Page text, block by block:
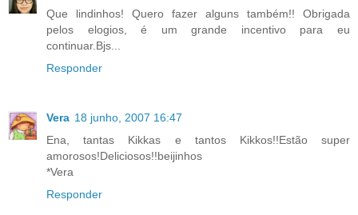
Que lindinhos! Quero fazer alguns também!! Obrigada
pelos elogios, é um grande incentivo para eu
continuar.Bjs...
Responder
Vera 18 junho, 2007 16:47
Ena, tantas Kikkas e tantos Kikkos!!Estão super
amorosos!Deliciosos!!beijinhos
*Vera
Responder